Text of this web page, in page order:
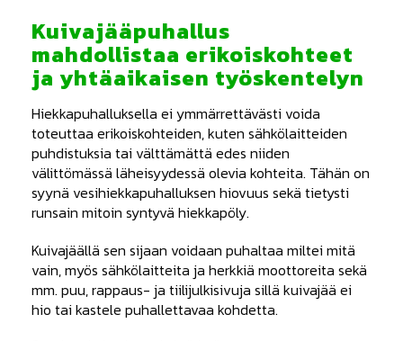
Kuivajääpuhallus
mahdollistaa erikoiskohteet
ja yhtäaikaisen työskentelyn
Hiekkapuhalluksella ei ymmärrettävästi voida
toteuttaa erikoiskohteiden, kuten sähkölaitteiden
puhdistuksia tai välttämättä edes niiden
välittömässä läheisyydessä olevia kohteita. Tähän on
syynä vesihiekkapuhalluksen hiovuus sekä tietysti
runsain mitoin syntyvä hiekkapöly.
Kuivajäällä sen sijaan voidaan puhaltaa miltei mitä
vain, myös sähkölaitteita ja herkkiä moottoreita sekä
mm. puu, rappaus- ja tiilijulkisivuja sillä kuivajää ei
hio tai kastele puhallettavaa kohdetta.